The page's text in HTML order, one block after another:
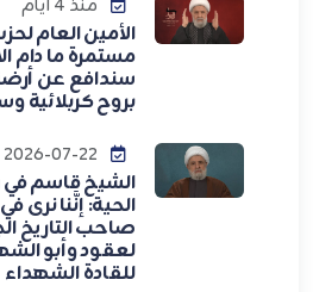
منذ 4 أيام
الأمين العام
مستمرة ما دام
سندافع عن
بروح كربلائية
الشيخ قاسم في
الحية: إنَّنا نرى
صاحب التاريخ
لعقود وأبو
للقادة الشهداء